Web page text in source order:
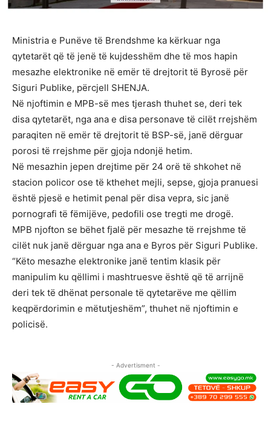
Ministria e Punëve të Brendshme ka kërkuar nga
qytetarët që të jenë të kujdesshëm dhe të mos hapin
mesazhe elektronike në emër të drejtorit të Byrosë për
Siguri Publike, përcjell SHENJA.
Në njoftimin e MPB-së mes tjerash thuhet se, deri tek
disa qytetarët, nga ana e disa personave të cilët rrejshëm
paraqiten në emër të drejtorit të BSP-së, janë dërguar
porosi të rrejshme për gjoja ndonjë hetim.
Në mesazhin jepen drejtime për 24 orë të shkohet në
stacion policor ose të kthehet mejli, sepse, gjoja pranuesi
është pjesë e hetimit penal për disa vepra, sic janë
pornografi të fëmijëve, pedofili ose tregti me drogë.
MPB njofton se bëhet fjalë për mesazhe të rrejshme të
cilët nuk janë dërguar nga ana e Byros për Siguri Publike.
“Këto mesazhe elektronike janë tentim klasik për
manipulim ku qëllimi i mashtruesve është që të arrijnë
deri tek të dhënat personale të qytetarëve me qëllim
keqpërdorimin e mëtutjeshëm”, thuhet në njoftimin e
policisë.
- Advertisment -